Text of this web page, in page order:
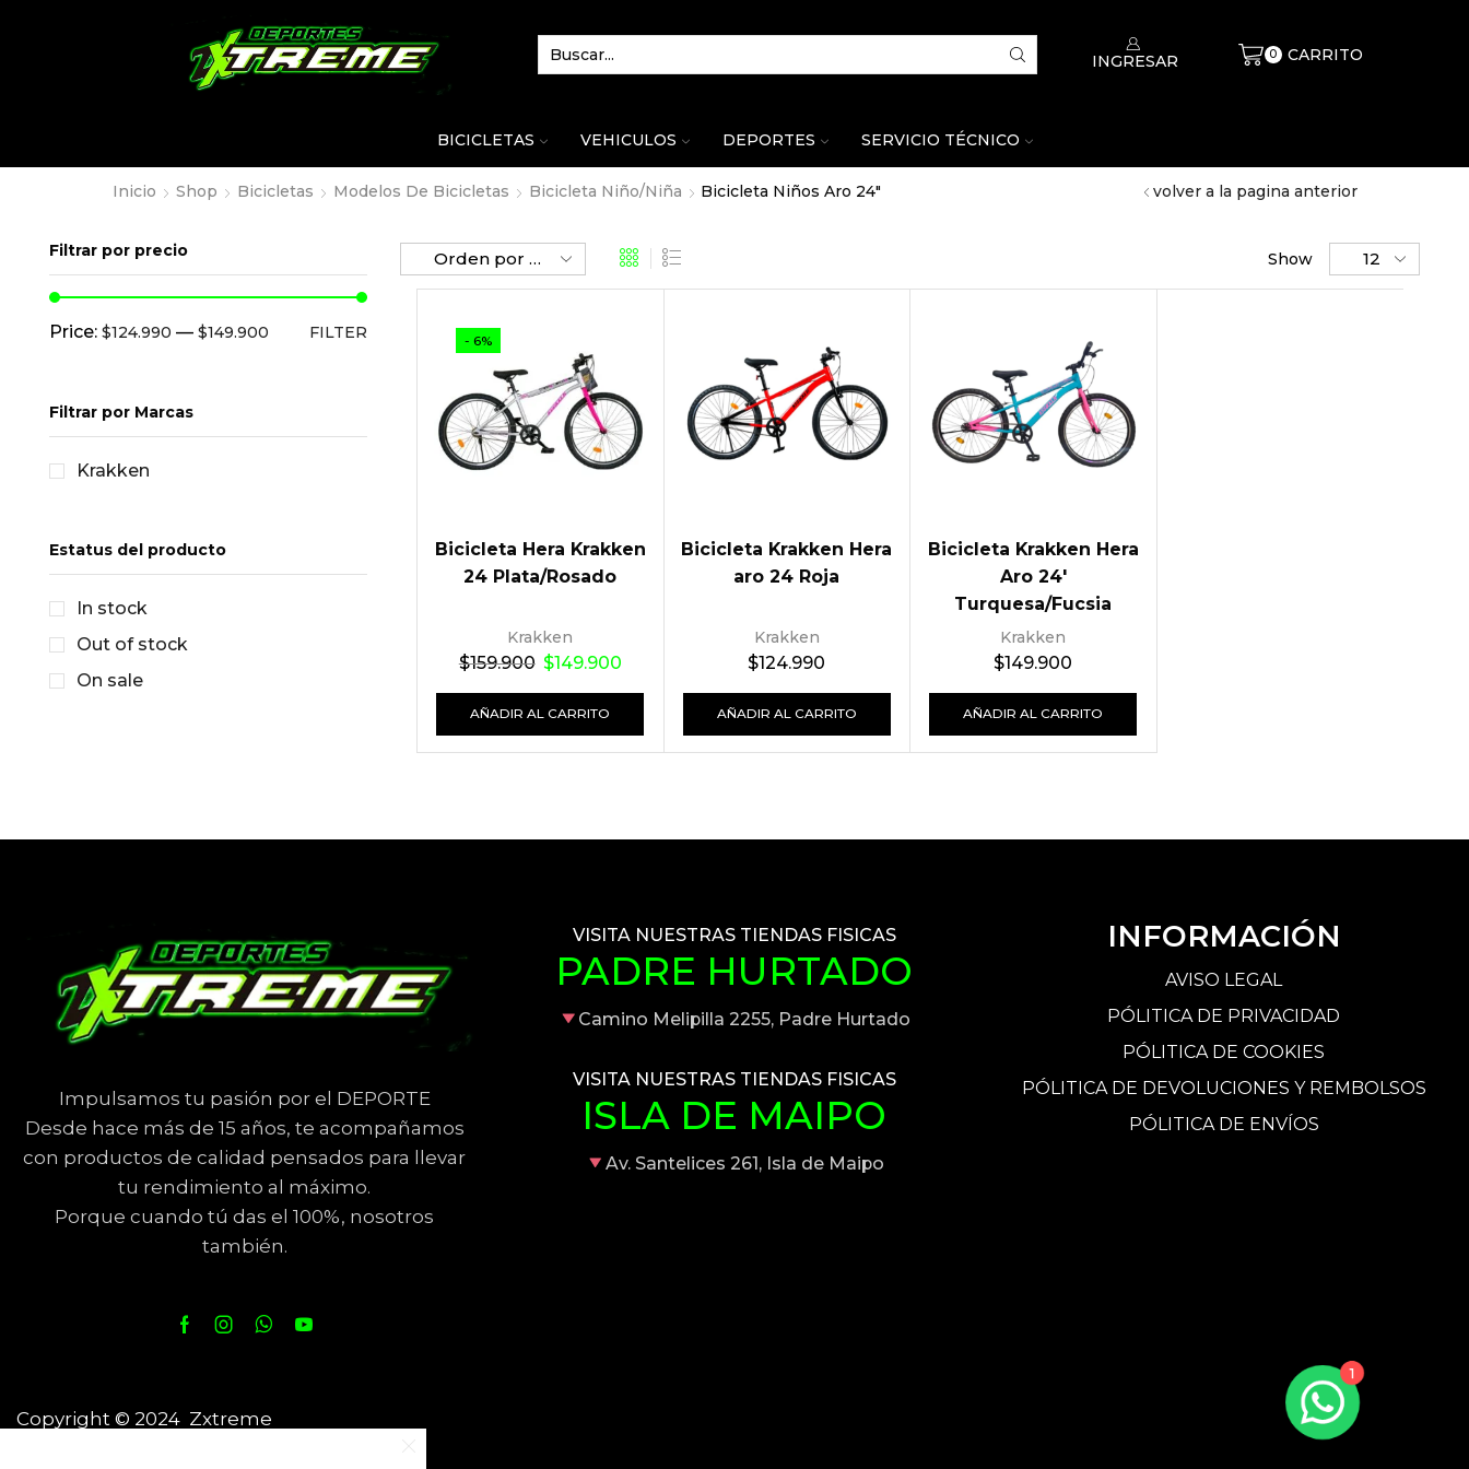
INGRESAR 0 CARRITO
BICICLETAS VEHICULOS DEPORTES SERVICIO TÉCNICO
Inicio Shop Bicicletas Modelos De Bicicletas Bicicleta Niño/Niña Bicicleta Niños Aro 24" volver a la pagina anterior
Show
- 6%
Bicicleta Hera Krakken
24 Plata/Rosado
Krakken
$159.900 $149.900
AÑADIR AL CARRITO
Bicicleta Krakken Hera
aro 24 Roja
Krakken
$124.990
AÑADIR AL CARRITO
Bicicleta Krakken Hera
Aro 24′
Turquesa/Fucsia
Krakken
$149.900
AÑADIR AL CARRITO
Filtrar por precio
FILTER
Price: $124.990 — $149.900
Filtrar por Marcas
Krakken
Estatus del producto
In stock
Out of stock
On sale
Impulsamos tu pasión por el DEPORTE
Desde hace más de 15 años, te acompañamos
con productos de calidad pensados para llevar
tu rendimiento al máximo.
Porque cuando tú das el 100%, nosotros
también.
VISITA NUESTRAS TIENDAS FISICAS
PADRE HURTADO
Camino Melipilla 2255, Padre Hurtado
VISITA NUESTRAS TIENDAS FISICAS
ISLA DE MAIPO
Av. Santelices 261, Isla de Maipo
INFORMACIÓN
AVISO LEGAL
PÓLITICA DE PRIVACIDAD
PÓLITICA DE COOKIES
PÓLITICA DE DEVOLUCIONES Y REMBOLSOS
PÓLITICA DE ENVÍOS
Copyright © 2024 Zxtreme
1